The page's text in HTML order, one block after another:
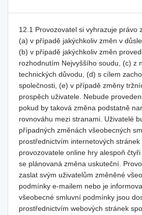
12.1 Provozovatel si vyhrazuje právo
(a) v případě jakýchkoliv změn v
(b) v případě jakýchkoliv změn
rozhodnutím Nejvyššího soudu, (c) z
technických důvodu, (d) s cílem
společnosti, (e) v případě změny
prospěch uživatele. Nebude
pokud by taková změna podstatně
rovnováhu mezi stranami. Uživatelé
případných změnách všeobecných
prostřednictvím internetových stránek
provozovatele online hry alespoň
se plánovaná změna uskuteční.
zaslat svým uživatelům změněné
podmínky e-mailem nebo je
všeobecné smluvní podmínky jsou
prostřednictvím webových stránek